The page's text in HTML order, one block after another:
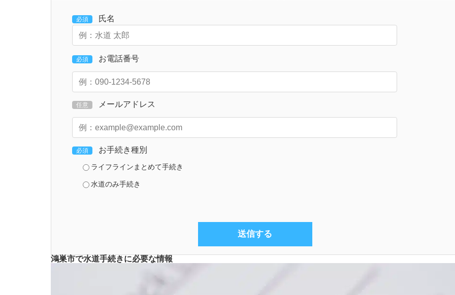
必須 氏名
必須 お電話番号
任意 メールアドレス
必須 お手続き種別
ライフラインまとめて手続き
水道のみ手続き
鴻巣市で水道手続きに必要な情報